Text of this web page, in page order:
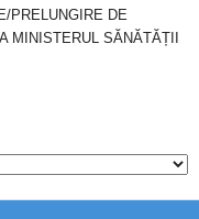
PRELUNGIRE DE
MINISTERUL SĂNĂTĂȚII